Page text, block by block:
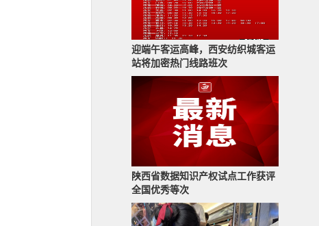
迎端午客运高峰，西安纺织城客运
站将加密热门线路班次
陕西省数据知识产权试点工作获评
全国优秀等次